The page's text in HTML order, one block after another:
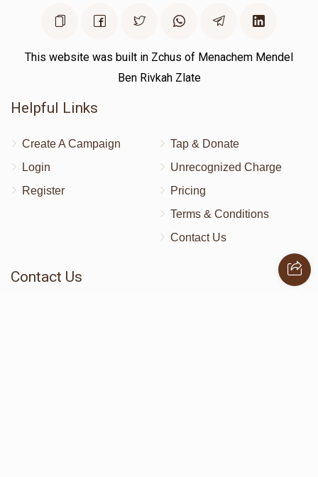
This website was built in Zchus of Menachem Mendel
Ben Rivkah Zlate
Helpful Links
Create A Campaign
Login
Register
Tap & Donate
Unrecognized Charge
Pricing
Terms & Conditions
Contact Us
Contact Us